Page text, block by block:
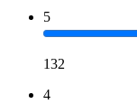
5
132
4